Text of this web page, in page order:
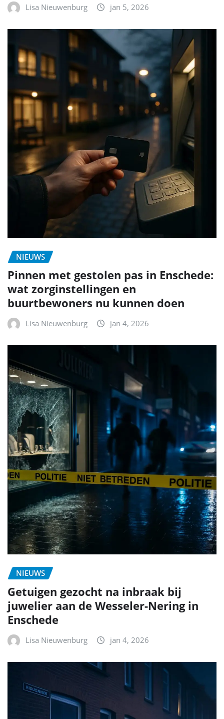
Lisa Nieuwenburg jan 5, 2026
NIEUWS
Pinnen met gestolen pas in Enschede:
wat zorginstellingen en
buurtbewoners nu kunnen doen
Lisa Nieuwenburg jan 4, 2026
NIEUWS
Getuigen gezocht na inbraak bij
juwelier aan de Wesseler-Nering in
Enschede
Lisa Nieuwenburg jan 4, 2026